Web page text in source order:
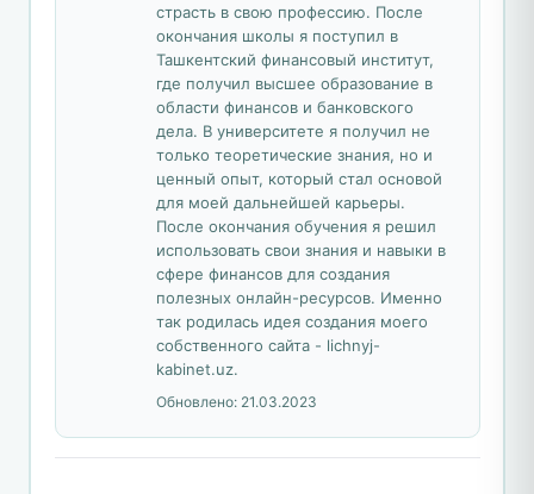
страсть в свою профессию. После
окончания школы я поступил в
Ташкентский финансовый институт,
где получил высшее образование в
области финансов и банковского
дела. В университете я получил не
только теоретические знания, но и
ценный опыт, который стал основой
для моей дальнейшей карьеры.
После окончания обучения я решил
использовать свои знания и навыки в
сфере финансов для создания
полезных онлайн-ресурсов. Именно
так родилась идея создания моего
собственного сайта - lichnyj-
kabinet.uz.
Обновлено: 21.03.2023